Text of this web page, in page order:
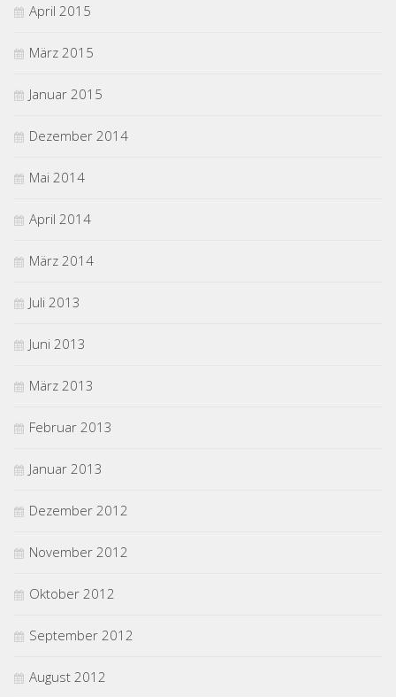
April 2015
März 2015
Januar 2015
Dezember 2014
Mai 2014
April 2014
März 2014
Juli 2013
Juni 2013
März 2013
Februar 2013
Januar 2013
Dezember 2012
November 2012
Oktober 2012
September 2012
August 2012